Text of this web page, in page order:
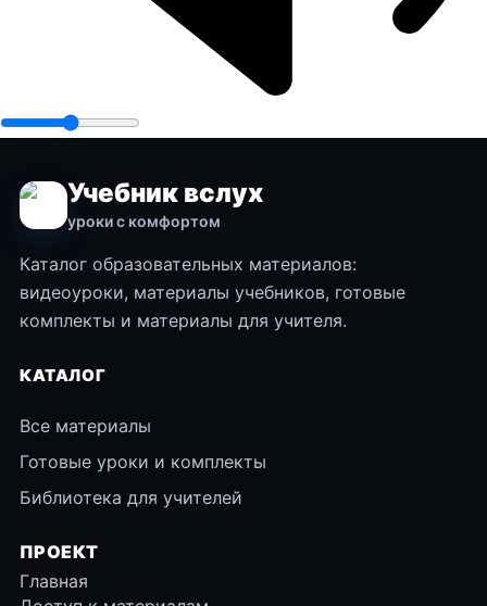
Учебник вслух
уроки с комфортом
Каталог образовательных материалов:
видеоуроки, материалы учебников, готовые
комплекты и материалы для учителя.
КАТАЛОГ
Все материалы
Готовые уроки и комплекты
Библиотека для учителей
ПРОЕКТ
Главная